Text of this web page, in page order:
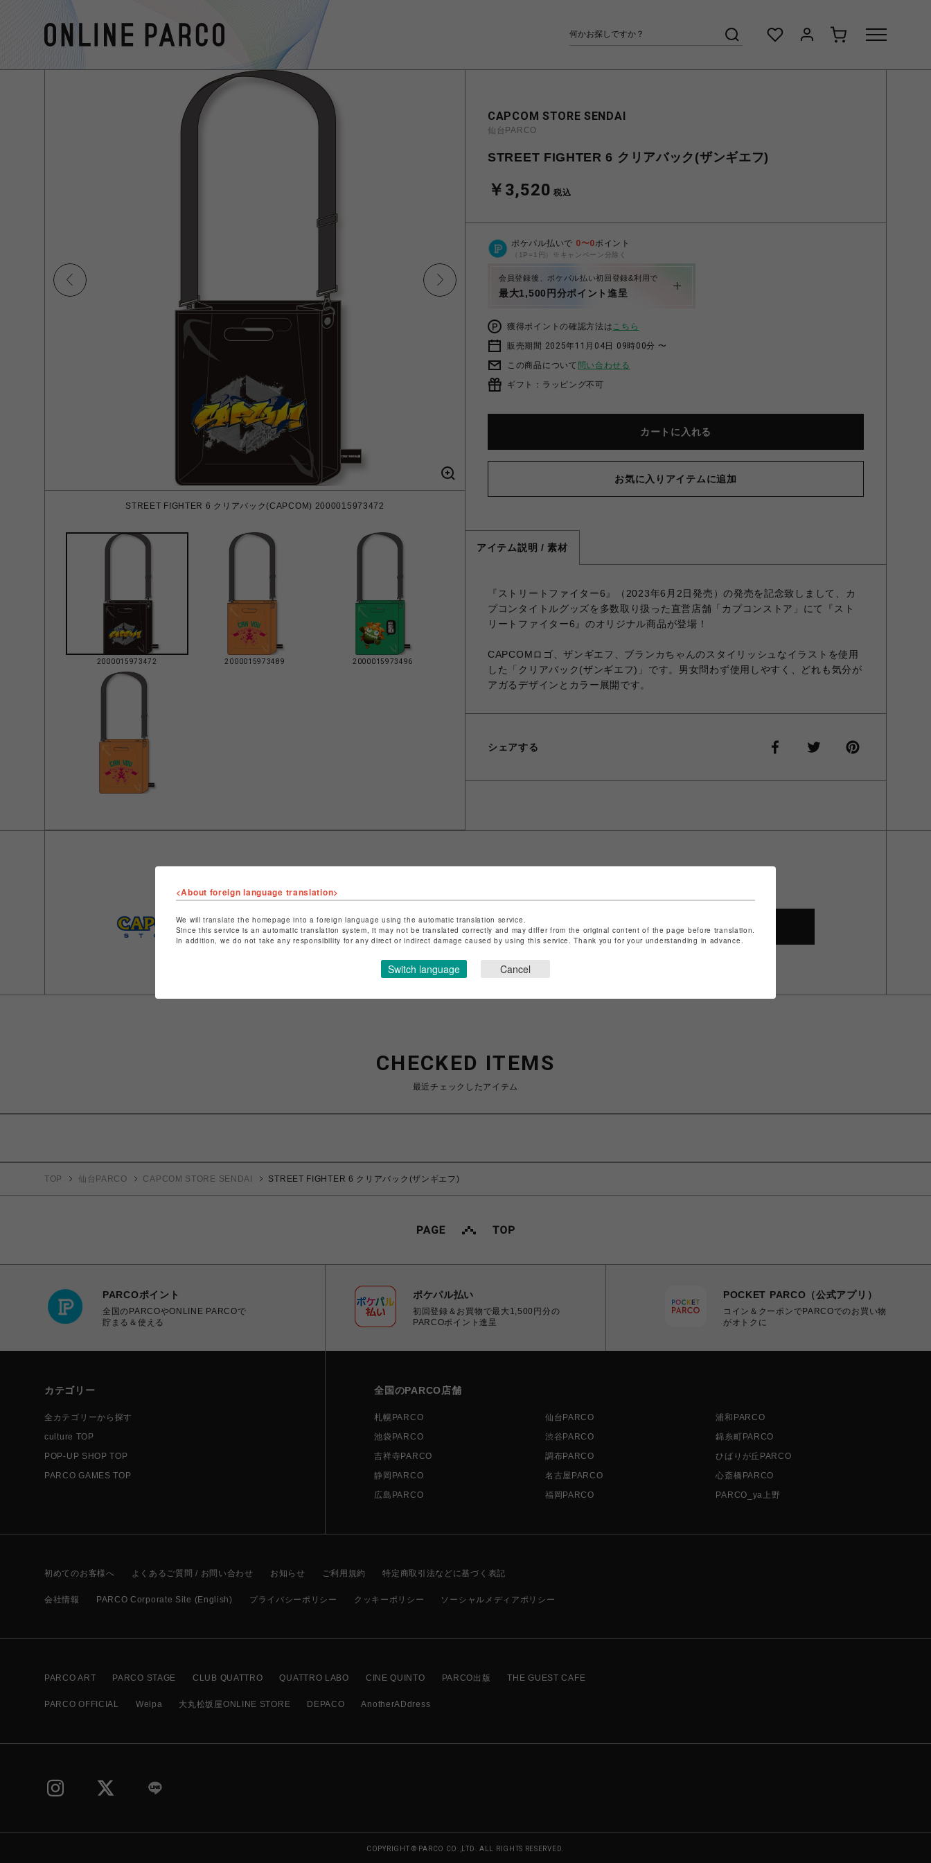
STREET FIGHTER 6 クリアバック(CAPCOM) 2000015973472
2000015973472 2000015973489 2000015973496
CAPCOM STORE SENDAI
仙台PARCO
STREET FIGHTER 6 クリアバック(ザンギエフ)
￥3,520 税込
ポケパル払いで 0〜0ポイント
（1P=1円）※キャンペーン分除く
会員登録後、ポケパル払い初回登録&利用で
最大1,500円分ポイント進呈
獲得ポイントの確認方法はこちら
販売期間 2025年11月04日 09時00分 〜
この商品について 問い合わせる
ギフト：ラッピング不可
カートに入れる
お気に入りアイテムに追加
アイテム説明 / 素材
『ストリートファイター6』（2023年6月2日発売）の発売を記念致しまして、カ
プコンタイトルグッズを多数取り扱った直営店舗「カプコンストア」にて『スト
リートファイター6』のオリジナル商品が登場！
CAPCOMロゴ、ザンギエフ、ブランカちゃんのスタイリッシュなイラストを使用
した「クリアバック(ザンギエフ)」です。男女問わず使用しやすく、どれも気分が
アガるデザインとカラー展開です。
シェアする
ショップ名
特定商取引法など法令に基づく表記はこちら
ショップお問い合わせはこちら
SHOP TOP
CHECKED ITEMS
最近チェックしたアイテム
TOP 仙台PARCO CAPCOM STORE SENDAI STREET FIGHTER 6 クリアバック(ザンギエフ)
PARCOポイント
全国のPARCOやONLINE PARCOで
貯まる＆使える
ポケパル払い
初回登録＆お買物で最大1,500円分の
PARCOポイント進呈
POCKET PARCO（公式アプリ）
コイン＆クーポンでPARCOでのお買い物
がオトクに
カテゴリー
全カテゴリーから探す
culture TOP
POP-UP SHOP TOP
PARCO GAMES TOP
全国のPARCO店舗
札幌PARCO 仙台PARCO
浦和PARCO
池袋PARCO
渋谷PARCO
錦糸町PARCO
吉祥寺PARCO
調布PARCO
ひばりが丘PARCO
静岡PARCO
名古屋PARCO
心斎橋PARCO
広島PARCO
福岡PARCO PARCO_ya上野
初めてのお客様へ よくあるご質問 / お問い合わせ お知らせ ご利用規約 特定商取引法などに基づく表記
会社情報 PARCO Corporate Site (English) プライバシーポリシー クッキーポリシー ソーシャルメディアポリシー
PARCO ART PARCO STAGE CLUB QUATTRO QUATTRO LABO CINE QUINTO PARCO出版 THE GUEST CAFE
PARCO OFFICIAL Welpa 大丸松坂屋ONLINE STORE DEPACO AnotherADdress
COPYRIGHT © PARCO CO.,LTD. ALL RIGHTS RESERVED.
<About foreign language translation>
We will translate the homepage into a foreign language using the automatic translation service.
Since this service is an automatic translation system, it may not be translated correctly and may differ from the original content of the page before translation.
In addition, we do not take any responsibility for any direct or indirect damage caused by using this service. Thank you for your understanding in advance.
Switch language Cancel